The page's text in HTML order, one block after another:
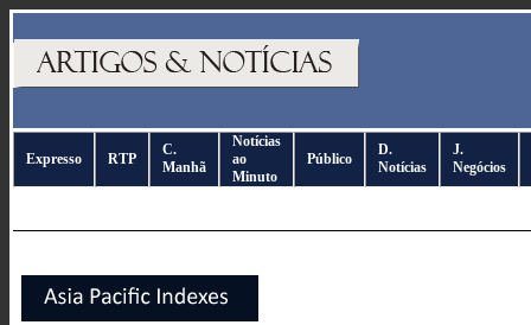
Expresso RTP
C.
Manhã
Notícias
ao
Minuto
Público
D.
Notícias
J.
Negócios